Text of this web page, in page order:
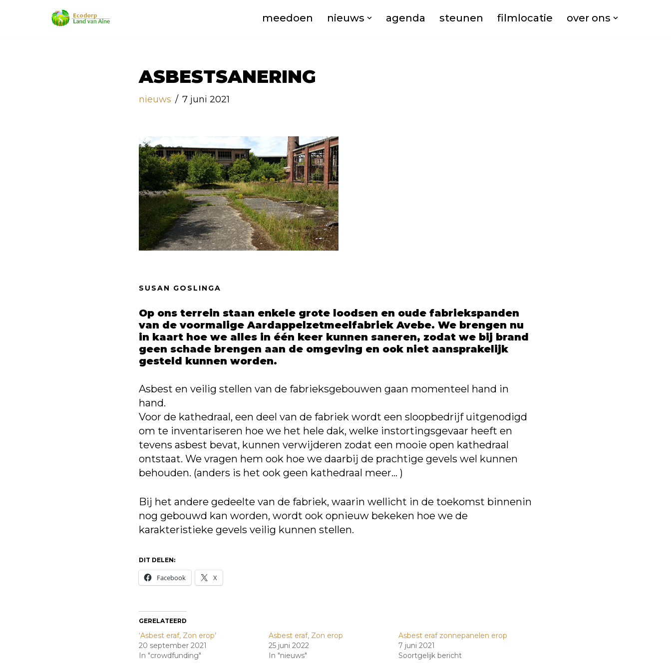
meedoen nieuws agenda steunen filmlocatie over ons
ASBESTSANERING
nieuws 7 juni 2021
SUSAN GOSLINGA
Op ons terrein staan enkele grote loodsen en oude fabriekspanden
van de voormalige Aardappelzetmeelfabriek Avebe. We brengen nu
in kaart hoe we alles in één keer kunnen saneren, zodat we bij brand
geen schade brengen aan de omgeving en ook niet aansprakelijk
gesteld kunnen worden.
Asbest en veilig stellen van de fabrieksgebouwen gaan momenteel hand in
hand.
Voor de kathedraal, een deel van de fabriek wordt een sloopbedrijf uitgenodigd
om te inventariseren hoe we het hele dak, welke instortingsgevaar heeft en
tevens asbest bevat, kunnen verwijderen zodat een mooie open kathedraal
ontstaat. We vragen hem ook hoe we daarbij de prachtige gevels wel kunnen
behouden. (anders is het ook geen kathedraal meer… )
Bij het andere gedeelte van de fabriek, waarin wellicht in de toekomst binnenin
nog gebouwd kan worden, wordt ook opnieuw bekeken hoe we de
karakteristieke gevels veilig kunnen stellen.
DIT DELEN:
Facebook X
GERELATEERD
‘Asbest eraf, Zon erop’
20 september 2021
In "crowdfunding"
Asbest eraf, Zon erop
25 juni 2022
In "nieuws"
Asbest eraf zonnepanelen erop
7 juni 2021
Soortgelijk bericht